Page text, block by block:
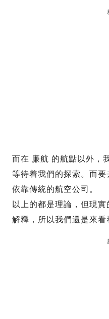
而在 廉航 的航點以外，
等待着我們的探索。而
依靠傳統的航空公司。
以上的都是理論，但現
解釋，所以我們還是來看